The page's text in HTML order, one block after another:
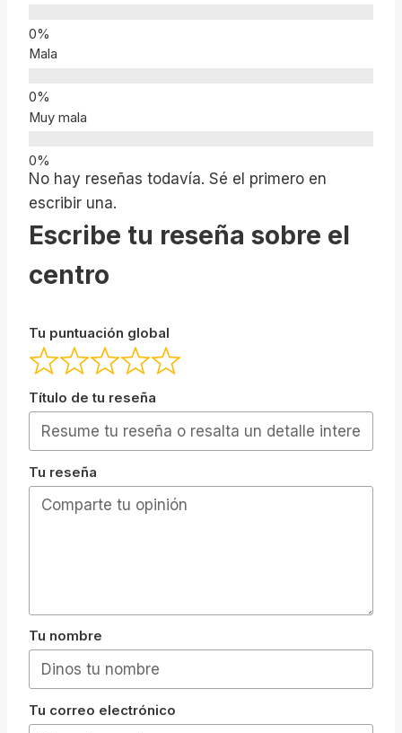
Mala
Muy mala
No hay reseñas todavía. Sé el primero en
escribir una.
Escribe tu reseña sobre el
centro
Tu puntuación global
Título de tu reseña
Tu reseña
Tu nombre
Tu correo electrónico